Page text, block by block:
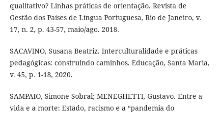
qualitativo? Linhas práticas de orientação. Revista de
Gestão dos Países de Língua Portuguesa, Rio de Janeiro, v.
17, n. 2, p. 43-57, maio/ago. 2018.
SACAVINO, Susana Beatriz. Interculturalidade e práticas
pedagógicas: construindo caminhos. Educação, Santa Maria,
v. 45, p. 1-18, 2020.
SAMPAIO, Simone Sobral; MENEGHETTI, Gustavo. Entre a
vida e a morte: Estado, racismo e a “pandemia do